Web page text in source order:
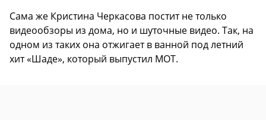
Сама же Кристина Черкасова постит не только
видеообзоры из дома, но и шуточные видео. Так, на
одном из таких она отжигает в ванной под летний
хит «Шаде», который выпустил МОТ.